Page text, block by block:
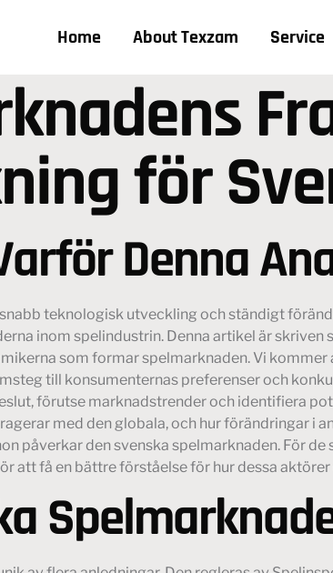
Home About Texzam Service
för
Denna
teknologisk utveckling och ständigt
inom spelindustrin. Denna artikel är
som formar spelmarknaden. Vi
till konsumenternas preferenser och
förutse marknadstrender och identifiera
med den globala, och hur förändringar i
påverkar den svenska spelmarknaden. För
att få en bättre förståelse för hur dessa aktörer